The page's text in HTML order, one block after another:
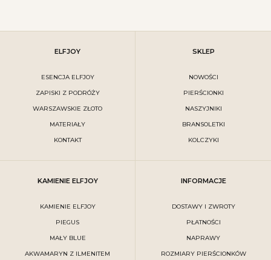
ELFJOY
ESENCJA ELFJOY
ZAPISKI Z PODRÓŻY
WARSZAWSKIE ZŁOTO
MATERIAŁY
KONTAKT
SKLEP
NOWOŚCI
PIERŚCIONKI
NASZYJNIKI
BRANSOLETKI
KOLCZYKI
KAMIENIE ELFJOY
KAMIENIE ELFJOY
PIEGUS
MAŁY BLUE
AKWAMARYN Z ILMENITEM
INFORMACJE
DOSTAWY I ZWROTY
PŁATNOŚCI
NAPRAWY
ROZMIARY PIERŚCIONKÓW